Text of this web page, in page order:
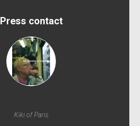
Press contact
Kiki of Paris